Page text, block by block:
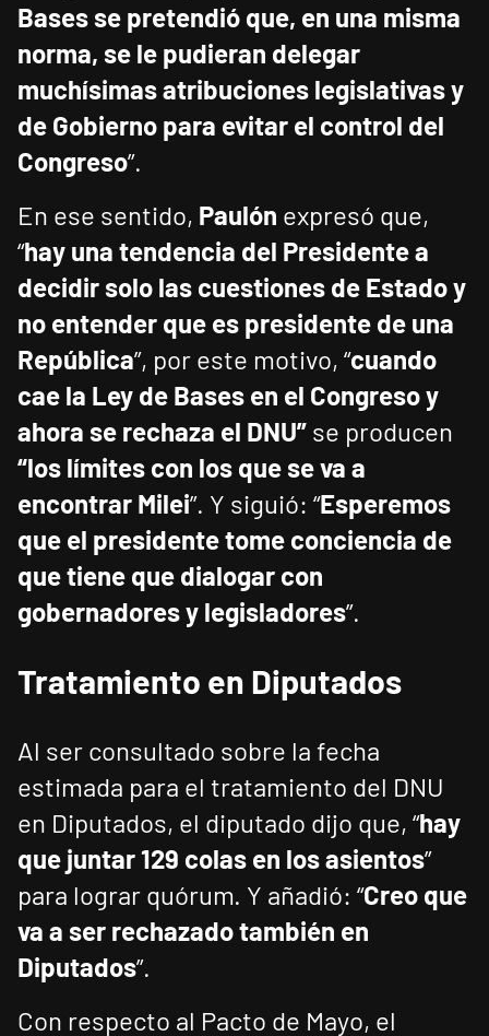
Bases se pretendió que, en una misma
norma, se le pudieran delegar
muchísimas atribuciones legislativas y
de Gobierno para evitar el control del
Congreso”.
En ese sentido, Paulón expresó que,
“hay una tendencia del Presidente a
decidir solo las cuestiones de Estado y
no entender que es presidente de una
República”, por este motivo, “cuando
cae la Ley de Bases en el Congreso y
ahora se rechaza el DNU” se producen
“los límites con los que se va a
encontrar Milei”. Y siguió: “Esperemos
que el presidente tome conciencia de
que tiene que dialogar con
gobernadores y legisladores”.
Tratamiento en Diputados
Al ser consultado sobre la fecha
estimada para el tratamiento del DNU
en Diputados, el diputado dijo que, “hay
que juntar 129 colas en los asientos”
para lograr quórum. Y añadió: “Creo que
va a ser rechazado también en
Diputados”.
Con respecto al Pacto de Mayo, el